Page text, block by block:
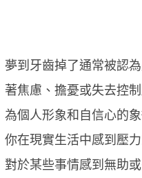
夢到牙齒掉了通常被認
著焦慮、擔憂或失去控
為個人形象和自信心的
你在現實生活中感到壓
對於某些事情感到無助